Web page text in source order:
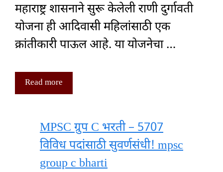
महाराष्ट्र शासनाने सुरू केलेली राणी दुर्गावती
योजना ही आदिवासी महिलांसाठी एक
क्रांतीकारी पाऊल आहे. या योजनेचा …
Read more
MPSC ग्रुप C भरती – 5707
विविध पदांसाठी सुवर्णसंधी! mpsc
group c bharti